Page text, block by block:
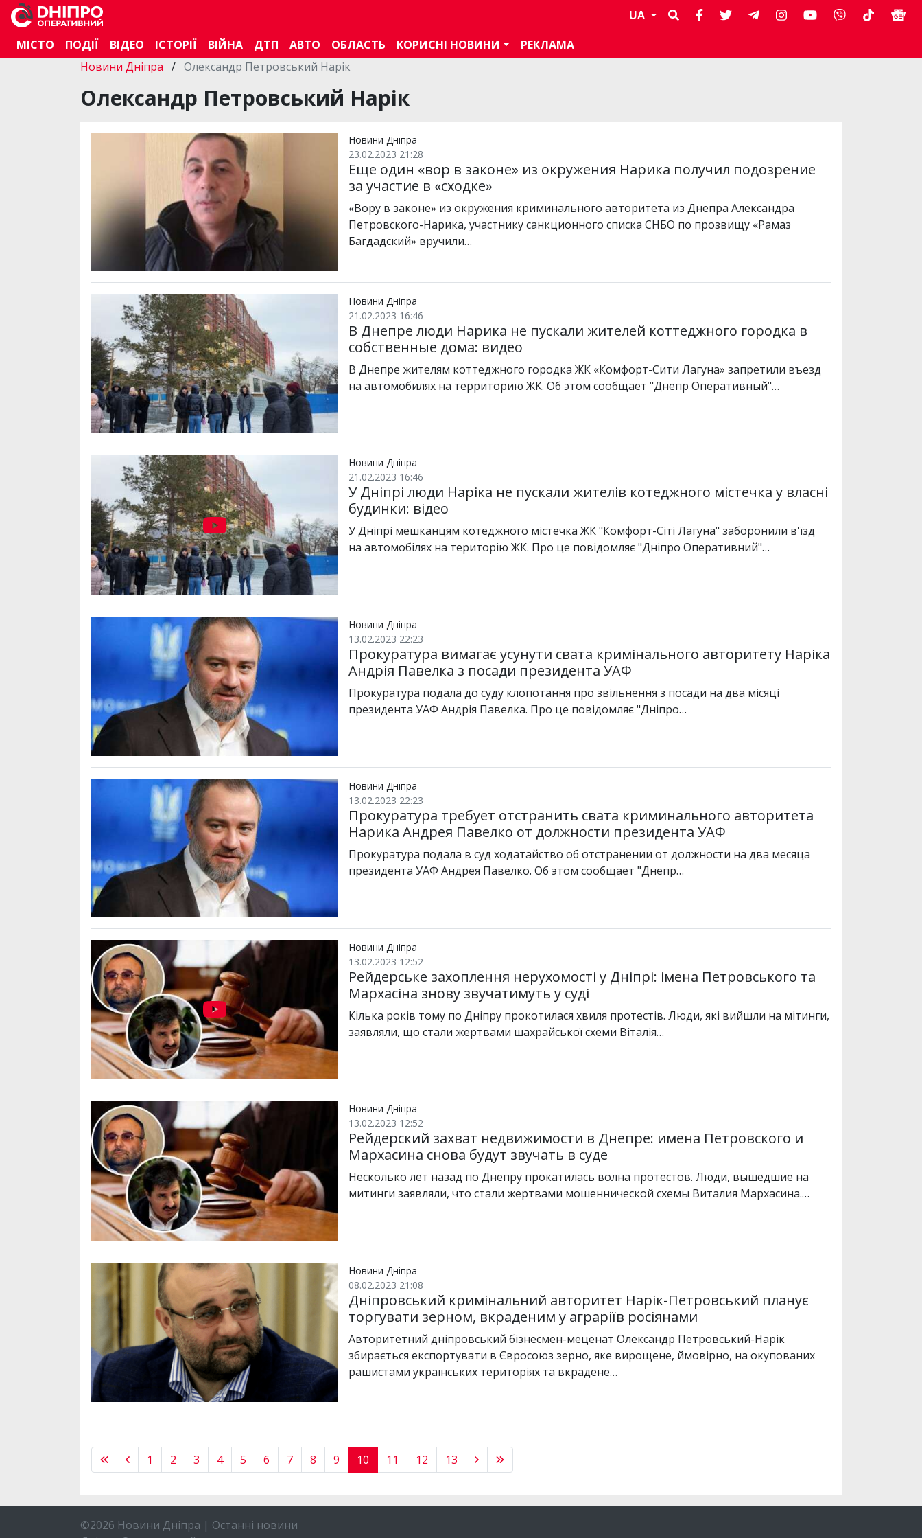
UA
МІСТО
ПОДІЇ ВІДЕО ІСТОРІЇ ВІЙНА ДТП АВТО ОБЛАСТЬ КОРИСНІ НОВИНИ
РЕКЛАМА
Новини Дніпра / Олександр Петровський Нарік
Олександр Петровський Нарік
Новини Дніпра
23.02.2023 21:28
Еще один «вор в законе» из окружения Нарика получил подозрение
за участие в «сходке»
«Вору в законе» из окружения криминального авторитета из Днепра Александра
Петровского-Нарика, участнику санкционного списка СНБО по прозвищу «Рамаз
Багдадский» вручили…
Новини Дніпра
21.02.2023 16:46
В Днепре люди Нарика не пускали жителей коттеджного городка в
собственные дома: видео
В Днепре жителям коттеджного городка ЖК «Комфорт-Сити Лагуна» запретили въезд
на автомобилях на территорию ЖК. Об этом сообщает "Днепр Оперативный"…
Новини Дніпра
21.02.2023 16:46
У Дніпрі люди Наріка не пускали жителів котеджного містечка у власні
будинки: відео
У Дніпрі мешканцям котеджного містечка ЖК "Комфорт-Сіті Лагуна" заборонили в'їзд
на автомобілях на територію ЖК. Про це повідомляє "Дніпро Оперативний"…
Новини Дніпра
13.02.2023 22:23
Прокуратура вимагає усунути свата кримінального авторитету Наріка
Андрія Павелка з посади президента УАФ
Прокуратура подала до суду клопотання про звільнення з посади на два місяці
президента УАФ Андрія Павелка. Про це повідомляє "Дніпро…
Новини Дніпра
13.02.2023 22:23
Прокуратура требует отстранить свата криминального авторитета
Нарика Андрея Павелко от должности президента УАФ
Прокуратура подала в суд ходатайство об отстранении от должности на два месяца
президента УАФ Андрея Павелко. Об этом сообщает "Днепр…
Новини Дніпра
13.02.2023 12:52
Рейдерське захоплення нерухомості у Дніпрі: імена Петровського та
Мархасіна знову звучатимуть у суді
Кілька років тому по Дніпру прокотилася хвиля протестів. Люди, які вийшли на мітинги,
заявляли, що стали жертвами шахрайської схеми Віталія…
Новини Дніпра
13.02.2023 12:52
Рейдерский захват недвижимости в Днепре: имена Петровского и
Мархасина снова будут звучать в суде
Несколько лет назад по Днепру прокатилась волна протестов. Люди, вышедшие на
митинги заявляли, что стали жертвами мошеннической схемы Виталия Мархасина.…
Новини Дніпра
08.02.2023 21:08
Дніпровський кримінальний авторитет Нарік-Петровський планує
торгувати зерном, вкраденим у аграріїв росіянами
Авторитетний дніпровський бізнесмен-меценат Олександр Петровський-Нарік
збирається експортувати в Євросоюз зерно, яке вирощене, ймовірно, на окупованих
рашистами українських територіях та вкрадене…
1 2 3 4 5 6 7 8 9 10 11 12 13
©2026 Новини Дніпра | Останні новини